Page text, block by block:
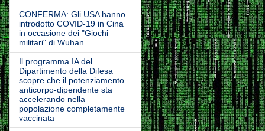
CONFERMA: Gli USA hanno
introdotto COVID-19 in Cina
in occasione dei "Giochi
militari" di Wuhan.
Il programma IA del
Dipartimento della Difesa
scopre che il potenziamento
anticorpo-dipendente sta
accelerando nella
popolazione completamente
vaccinata